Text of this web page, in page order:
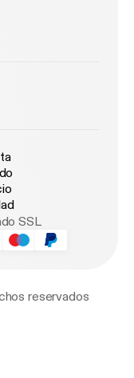
SSL
reservados